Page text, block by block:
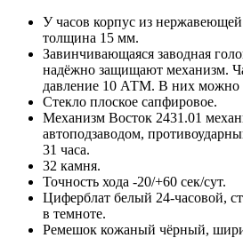
У часов корпус из
толщина 15 мм.
Завинчивающаяся заводная
надёжно защищают механизм.
давление 10 АТМ. В них можно
Стекло плоское сапфировое.
Механизм Восток 2431.01
автоподзаводом,
31 часа.
32 камня.
Точность хода -20/+60 сек/сут.
Циферблат белый 24-часовой,
в темноте.
Ремешок кожаный чёрный,